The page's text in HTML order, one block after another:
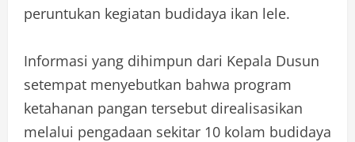
peruntukan kegiatan budidaya ikan lele.
Informasi yang dihimpun dari Kepala Dusun
setempat menyebutkan bahwa program
ketahanan pangan tersebut direalisasikan
melalui pengadaan sekitar 10 kolam budidaya